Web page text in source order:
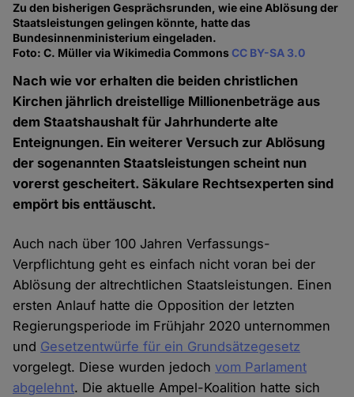
Zu den bisherigen Gesprächsrunden, wie eine Ablösung der
Staatsleistungen gelingen könnte, hatte das
Bundesinnenministerium eingeladen.
Foto: C. Müller via Wikimedia CommonsCC BY-SA 3.0
Nach wie vor erhalten die beiden christlichen
Kirchen jährlich dreistellige Millionenbeträge aus
dem Staatshaushalt für Jahrhunderte alte
Enteignungen. Ein weiterer Versuch zur Ablösung
der sogenannten Staatsleistungen scheint nun
vorerst gescheitert. Säkulare Rechtsexperten sind
empört bis enttäuscht.
Auch nach über 100 Jahren Verfassungs-
Verpflichtung geht es einfach nicht voran bei der
Ablösung der altrechtlichen Staatsleistungen. Einen
ersten Anlauf hatte die Opposition der letzten
Regierungsperiode im Frühjahr 2020 unternommen
und Gesetzentwürfe für ein Grundsätzegesetz
vorgelegt. Diese wurden jedochvom Parlament
abgelehnt. Die aktuelle Ampel-Koalition hatte sich